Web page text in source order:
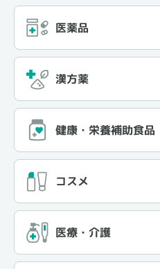
医薬品
漢方薬
健康・栄養補助食品
コスメ
医療・介護